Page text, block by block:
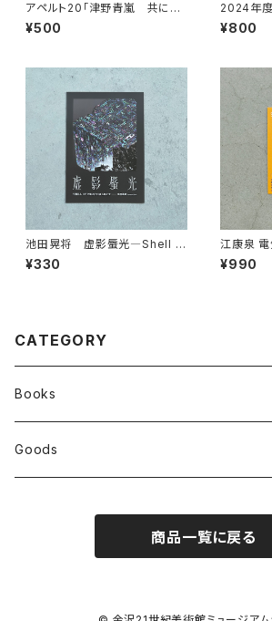
アペルト20「津野青嵐 共にあ
れない体」リーフレット
¥500
2024年
トスクー
録集 「な
¥800
池田晃将 虚影蜃光―Shell o
f Phantom Light リーフレッ
ト
¥330
江康泉 電
繍ワッペン
¥990
CATEGORY
Books
展覧会カタログ
Goods
アーティストグッズ
江康泉 電気心音
商品一覧に戻る